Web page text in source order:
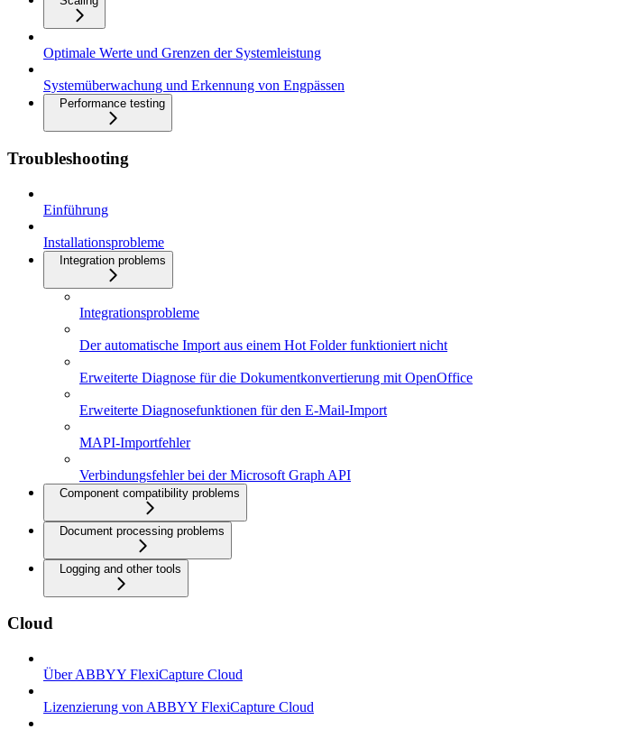
Optimale Werte und Grenzen der Systemleistung
Systemüberwachung und Erkennung von Engpässen
Performance testing
Troubleshooting
Einführung
Installationsprobleme
Integration problems
Integrationsprobleme
Der automatische Import aus einem Hot Folder funktioniert nicht
Erweiterte Diagnose für die Dokumentkonvertierung mit OpenOffice
Erweiterte Diagnosefunktionen für den E-Mail-Import
MAPI-Importfehler
Verbindungsfehler bei der Microsoft Graph API
Component compatibility problems
Document processing problems
Logging and other tools
Cloud
Über ABBYY FlexiCapture Cloud
Lizenzierung von ABBYY FlexiCapture Cloud